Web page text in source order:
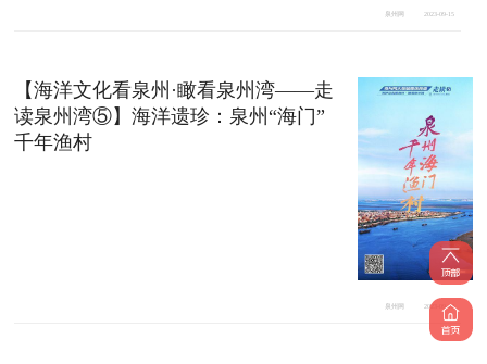
泉州网 2023-09-15
【海洋文化看泉州·瞰看泉州湾——走
读泉州湾⑤】海洋遗珍：泉州“海门”
千年渔村
泉州网 2023-09-13